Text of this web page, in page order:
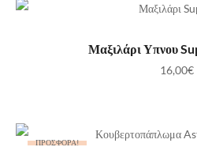
ΠΡΟΣΘΉΚΗ
Μαξιλάρι Υπνου
16,00€
ΠΡΟΣΦΟΡΆ!